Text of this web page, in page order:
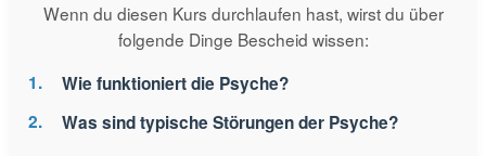
Wenn du diesen Kurs durchlaufen hast, wirst du über
folgende Dinge Bescheid wissen:
Wie funktioniert die Psyche?
Was sind typische Störungen der Psyche?